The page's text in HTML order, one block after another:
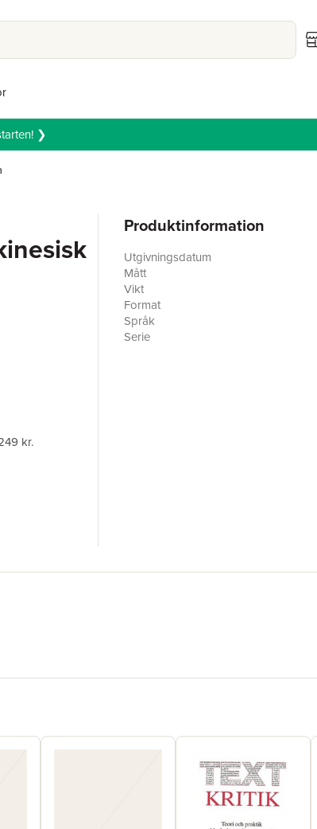
❯
kr.
Produktinformation
Utgivningsdatum
Mått
Vikt
Format
Språk
Serie